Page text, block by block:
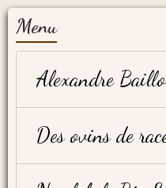
Menu
Alexandre
Des ovins de